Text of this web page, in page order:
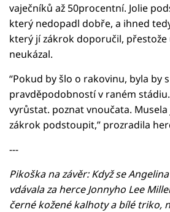
vaječníků až 50procentní. Jolie
který nedopadl dobře, a ihned
který jí zákrok doporučil,
neukázal.
“Pokud by šlo o rakovinu, byla by
pravděpodobností v raném
vyrůstat. poznat vnoučata.
zákrok podstoupit,” prozradila
---
Pikoška na závěr: Když se
vdávala za herce Jonnyho Lee
černé kožené kalhoty a bílé triko,